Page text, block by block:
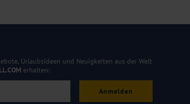
Urlaubsideen und Neuigkeiten aus der Welt
erhalten:
Anmelden